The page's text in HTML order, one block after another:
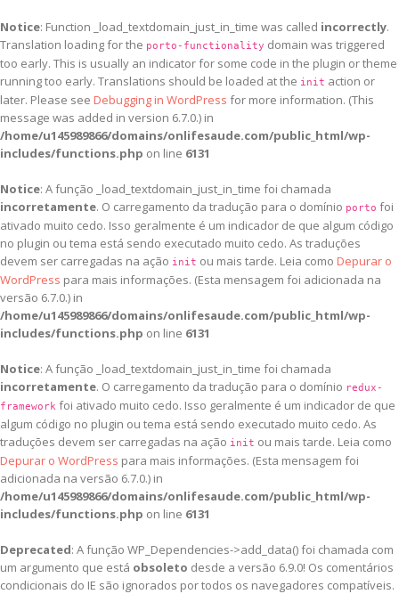
Notice: Function _load_textdomain_just_in_time was called incorrectly.
Translation loading for the porto-functionality domain was triggered
too early. This is usually an indicator for some code in the plugin or theme
running too early. Translations should be loaded at the init action or
later. Please see Debugging in WordPress for more information. (This
message was added in version 6.7.0.) in
/home/u145989866/domains/onlifesaude.com/public_html/wp-
includes/functions.php on line 6131
Notice: A função _load_textdomain_just_in_time foi chamada
incorretamente. O carregamento da tradução para o domínio porto foi
ativado muito cedo. Isso geralmente é um indicador de que algum código
no plugin ou tema está sendo executado muito cedo. As traduções
devem ser carregadas na ação init ou mais tarde. Leia como Depurar o
WordPress para mais informações. (Esta mensagem foi adicionada na
versão 6.7.0.) in
/home/u145989866/domains/onlifesaude.com/public_html/wp-
includes/functions.php on line 6131
Notice: A função _load_textdomain_just_in_time foi chamada
incorretamente. O carregamento da tradução para o domínio redux-
framework foi ativado muito cedo. Isso geralmente é um indicador de que
algum código no plugin ou tema está sendo executado muito cedo. As
traduções devem ser carregadas na ação init ou mais tarde. Leia como
Depurar o WordPress para mais informações. (Esta mensagem foi
adicionada na versão 6.7.0.) in
/home/u145989866/domains/onlifesaude.com/public_html/wp-
includes/functions.php on line 6131
Deprecated: A função WP_Dependencies->add_data() foi chamada com
um argumento que está obsoleto desde a versão 6.9.0! Os comentários
condicionais do IE são ignorados por todos os navegadores compatíveis.